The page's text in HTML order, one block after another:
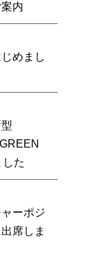
内
めまし
た
ャーポジ
席しま